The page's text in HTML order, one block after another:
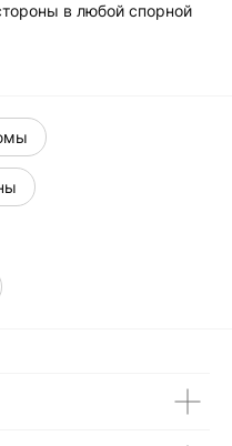
в любой спорной